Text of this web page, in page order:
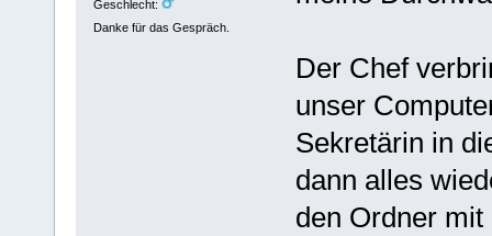
Geschlecht:
Danke für das Gespräch.
Der Chef
unser
Sekretärin in
dann alles
den Ordner